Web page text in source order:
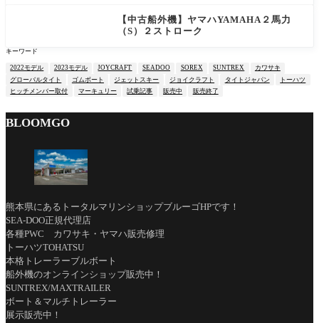
【中古船外機】ヤマハYAMAHA２馬力
（S）２ストローク
キーワード
2022モデル 2023モデル JOYCRAFT SEADOO SOREX SUNTREX
カワサキ
グローバルタイト
ゴムボート ジェットスキー ジョイクラフト タイトジャパン
トーハツ
ヒッチメンバー取付
マーキュリー 試乗記事 販売中 販売終了
BLOOMGO
熊本県にあるトータルマリンショップブルーゴHPです！
SEA-DOO正規代理店
各種PWC カワサキ・ヤマハ販売修理
トーハツTOHATSU
本格トレーラーブルボート
船外機のオンラインショップ販売中！
SUNTREX/MAXTRAILER
ボート＆マルチトレーラー
展示販売中！